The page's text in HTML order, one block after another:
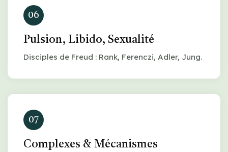
06
Pulsion, Libido, Sexualité
Disciples de Freud : Rank, Ferenczi, Adler, Jung.
07
Complexes & Mécanismes